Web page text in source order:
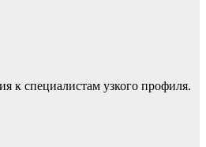
к специалистам узкого профиля.